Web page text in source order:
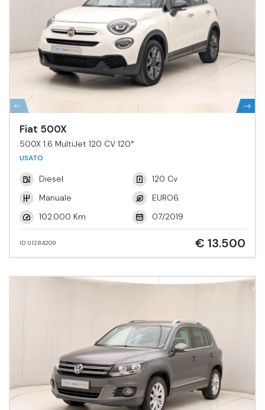
Fiat 500X
500X 1.6 MultiJet 120 CV 120°
USATO
Diesel
120 Cv
Manuale
EURO6.
102.000 Km
07/2019
ID U1284209 € 13.500